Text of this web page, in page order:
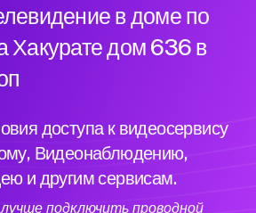
в доме по
Хакурате дом 636 в
доступа к видеосервису
Видеонаблюдению,
и другим сервисам.
подключить проводной